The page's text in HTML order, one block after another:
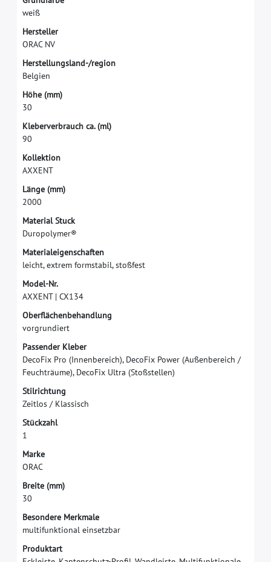
weiß
Hersteller
ORAC NV
Herstellungsland-/region
Belgien
Höhe (mm)
30
Kleberverbrauch ca. (ml)
90
Kollektion
AXXENT
Länge (mm)
2000
Material Stuck
Duropolymer®
Materialeigenschaften
leicht, extrem formstabil, stoßfest
Model-Nr.
AXXENT | CX134
Oberfächenbehandlung
vorgrundiert
Passender Kleber
DecoFix Pro (Innenbereich), DecoFix Power (Außenbereich /
Feuchträume), DecoFix Ultra (Stoßstellen)
Stilrichtung
Zeitlos / Klassisch
Stückzahl
1
Marke
ORAC
Breite (mm)
30
Besondere Merkmale
multifunktional einsetzbar
Produktart